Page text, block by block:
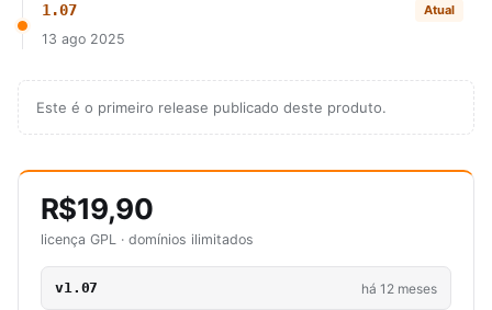
1.07 Atual
13 ago 2025
Este é o primeiro release publicado deste produto.
R$19,90
licença GPL · domínios ilimitados
v1.07 há 12 meses